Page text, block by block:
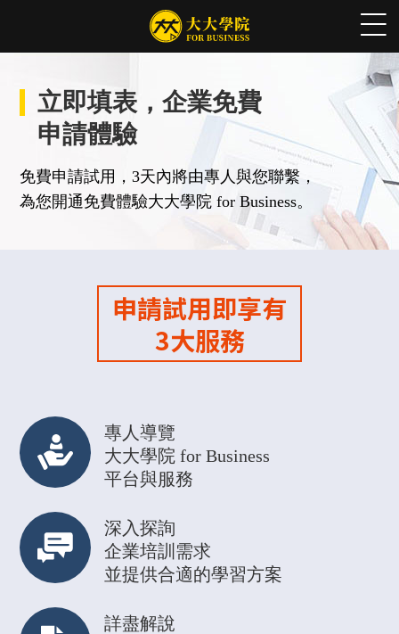
立即填表，企業免費
申請體驗
免費申請試用，3天內將由專人與您聯繫，
為您開通免費體驗大大學院 for Business。
申請試用即享有
3大服務
專人導覽
大大學院 for Business
平台與服務
深入探詢
企業培訓需求
並提供合適的學習方案
詳盡解說